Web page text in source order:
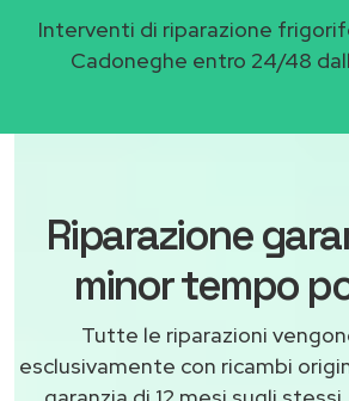
Interventi di riparazione
Cadoneghe entro 24/48
Riparazione
minor tempo
Tutte le riparazioni
esclusivamente con ricambi